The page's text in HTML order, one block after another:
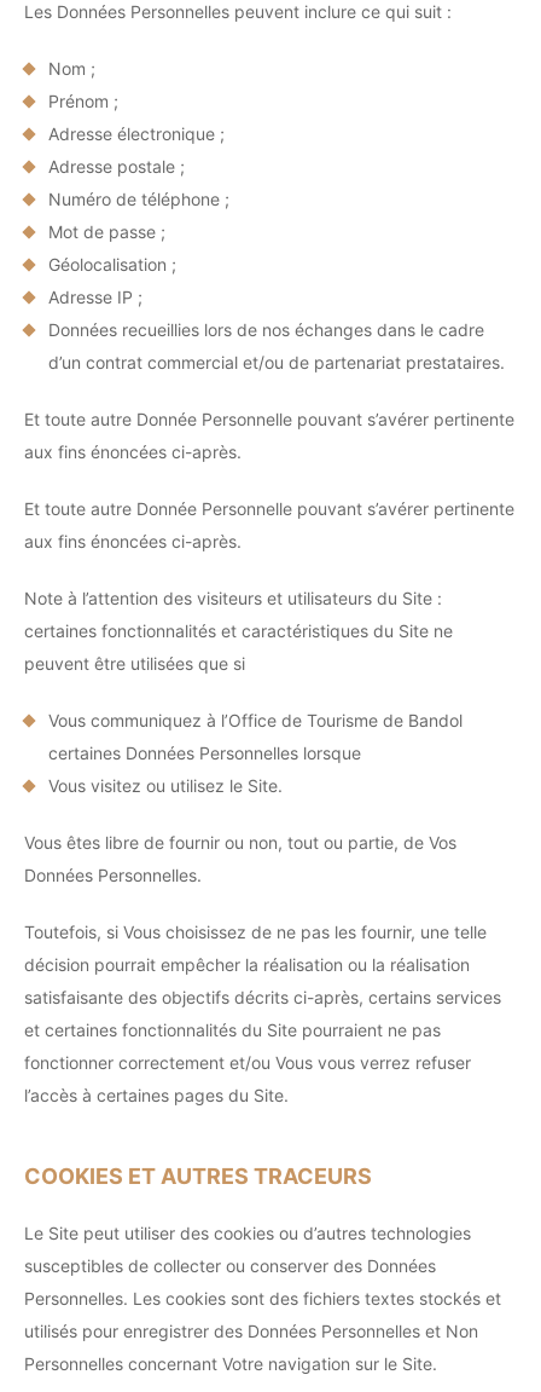
Les Données Personnelles peuvent inclure ce qui suit :
Nom ;
Prénom ;
Adresse électronique ;
Adresse postale ;
Numéro de téléphone ;
Mot de passe ;
Géolocalisation ;
Adresse IP ;
Données recueillies lors de nos échanges dans le cadre
d’un contrat commercial et/ou de partenariat prestataires.
Et toute autre Donnée Personnelle pouvant s’avérer pertinente
aux fins énoncées ci-après.
Et toute autre Donnée Personnelle pouvant s’avérer pertinente
aux fins énoncées ci-après.
Note à l’attention des visiteurs et utilisateurs du Site :
certaines fonctionnalités et caractéristiques du Site ne
peuvent être utilisées que si
Vous communiquez à l’Office de Tourisme de Bandol
certaines Données Personnelles lorsque
Vous visitez ou utilisez le Site.
Vous êtes libre de fournir ou non, tout ou partie, de Vos
Données Personnelles.
Toutefois, si Vous choisissez de ne pas les fournir, une telle
décision pourrait empêcher la réalisation ou la réalisation
satisfaisante des objectifs décrits ci-après, certains services
et certaines fonctionnalités du Site pourraient ne pas
fonctionner correctement et/ou Vous vous verrez refuser
l’accès à certaines pages du Site.
COOKIES ET AUTRES TRACEURS
Le Site peut utiliser des cookies ou d’autres technologies
susceptibles de collecter ou conserver des Données
Personnelles. Les cookies sont des fichiers textes stockés et
utilisés pour enregistrer des Données Personnelles et Non
Personnelles concernant Votre navigation sur le Site.